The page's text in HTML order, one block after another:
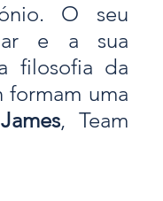
O seu
e a sua
filosofia da
uma
, Team